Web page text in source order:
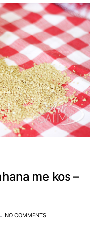
me kos –
NO COMMENTS